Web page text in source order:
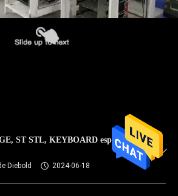
ST STL, KEYBOARD espagnol
Diebold 2024-06-18